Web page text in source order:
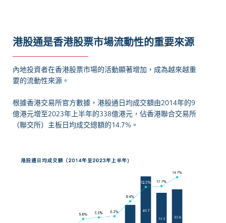
港股通是香港股票市場流動性的重要來源
內地投資者在香港股票市場的活動顯著增加，成為越來越重
要的流動性來源。
根據香港交易所官方數據，港股通日均成交額由2014年的9
億港元增至2023年上半年的338億港元，佔香港聯合交易所
（聯交所）主板日均成交總額的14.7%。